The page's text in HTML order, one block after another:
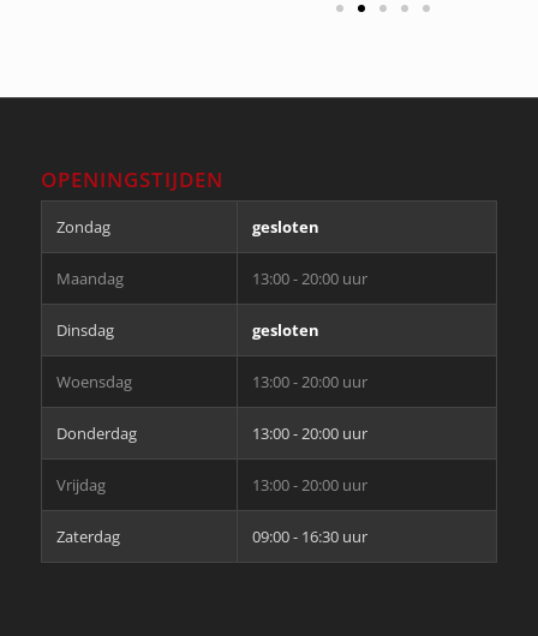
OPENINGSTIJDEN
Zondag gesloten
Maandag 13:00 - 20:00 uur
Dinsdag gesloten
Woensdag 13:00 - 20:00 uur
Donderdag 13:00 - 20:00 uur
Vrijdag 13:00 - 20:00 uur
Zaterdag 09:00 - 16:30 uur